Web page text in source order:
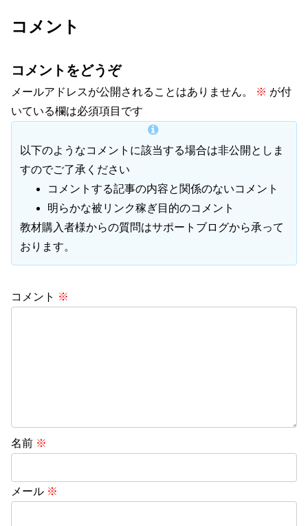
コメント
コメントをどうぞ
メールアドレスが公開されることはありません。 ※ が付
いている欄は必須項目です
以下のようなコメントに該当する場合は非公開としま
すのでご了承ください
コメントする記事の内容と関係のないコメント
明らかな被リンク稼ぎ目的のコメント
教材購入者様からの質問はサポートブログから承って
おります。
コメント ※
名前 ※
メール ※